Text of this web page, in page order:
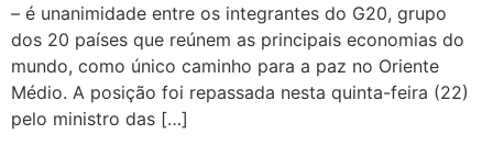
– é unanimidade entre os integrantes do G20, grupo
dos 20 países que reúnem as principais economias do
mundo, como único caminho para a paz no Oriente
Médio. A posição foi repassada nesta quinta-feira (22)
pelo ministro das […]